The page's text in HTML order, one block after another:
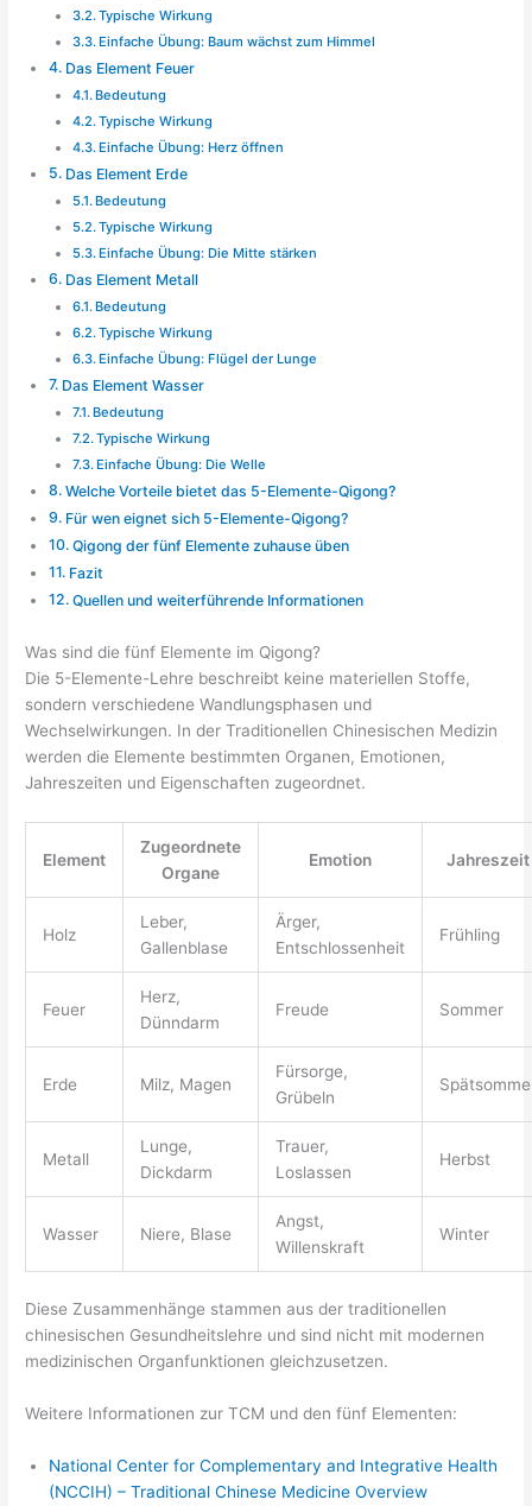
Typische Wirkung
Einfache Übung: Baum wächst zum Himmel
Das Element Feuer
Bedeutung
Typische Wirkung
Einfache Übung: Herz öffnen
Das Element Erde
Bedeutung
Typische Wirkung
Einfache Übung: Die Mitte stärken
Das Element Metall
Bedeutung
Typische Wirkung
Einfache Übung: Flügel der Lunge
Das Element Wasser
Bedeutung
Typische Wirkung
Einfache Übung: Die Welle
Welche Vorteile bietet das 5-Elemente-Qigong?
Für wen eignet sich 5-Elemente-Qigong?
Qigong der fünf Elemente zuhause üben
Fazit
Quellen und weiterführende Informationen
Was sind die fünf Elemente im Qigong?
Die 5-Elemente-Lehre beschreibt keine materiellen Stoffe,
sondern verschiedene Wandlungsphasen und
Wechselwirkungen. In der Traditionellen Chinesischen Medizin
werden die Elemente bestimmten Organen, Emotionen,
Jahreszeiten und Eigenschaften zugeordnet.
Element
Zugeordnete
Organe
Emotion Jahreszeit
Holz
Leber,
Gallenblase
Ärger,
Entschlossenheit
Frühling
Feuer
Herz,
Dünndarm
Freude Sommer
Erde Milz, Magen
Fürsorge,
Grübeln
Metall
Lunge,
Dickdarm
Trauer,
Loslassen
Herbst
Wasser Niere, Blase
Angst,
Willenskraft
Winter
Diese Zusammenhänge stammen aus der traditionellen
chinesischen Gesundheitslehre und sind nicht mit modernen
medizinischen Organfunktionen gleichzusetzen.
Weitere Informationen zur TCM und den fünf Elementen:
National Center for Complementary and Integrative Health
(NCCIH) – Traditional Chinese Medicine Overview